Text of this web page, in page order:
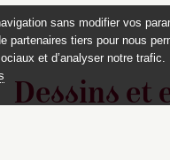
Dessins et
sans modifier vos
partenaires tiers pour nous
et d’analyser notre